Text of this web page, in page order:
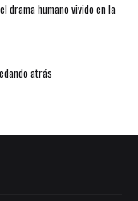
drama humano vivido en la
atrás